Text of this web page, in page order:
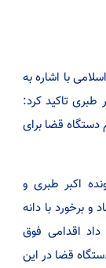
با اشاره به
تاکید کرد:
دستگاه قضا برای
اکبر طبری و
و برخورد با دانه
اقدامی فوق
قضا در این